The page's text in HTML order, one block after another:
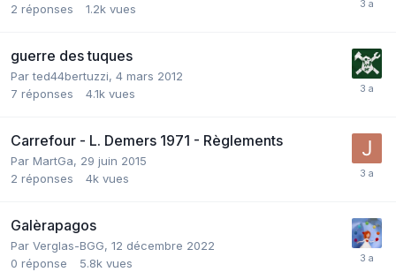
2 réponses 1.2k vues
guerre des tuques
Parted44bertuzzi, 4 mars 2012
7 réponses 4.1k vues
Carrefour - L. Demers 1971 - Règlements
Par MartGa, 29 juin 2015
2 réponses 4k vues
Galèrapagos
Par Verglas-BGG, 12 décembre 2022
0 réponse 5.8k vues